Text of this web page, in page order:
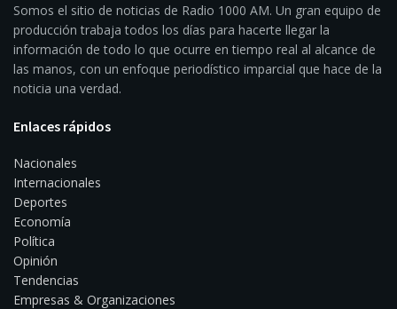
Somos el sitio de noticias de Radio 1000 AM. Un gran equipo de
producción trabaja todos los días para hacerte llegar la
información de todo lo que ocurre en tiempo real al alcance de
las manos, con un enfoque periodístico imparcial que hace de la
noticia una verdad.
Enlaces rápidos
Nacionales
Internacionales
Deportes
Economía
Política
Opinión
Tendencias
Empresas & Organizaciones